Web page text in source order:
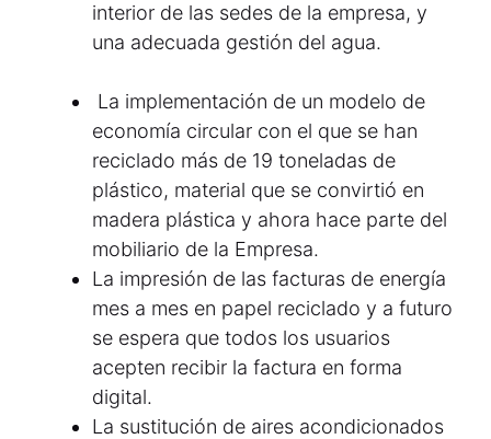
interior de las sedes de la empresa, y
una adecuada gestión del agua.
La implementación de un modelo de
economía circular con el que se han
reciclado más de 19 toneladas de
plástico, material que se convirtió en
madera plástica y ahora hace parte del
mobiliario de la Empresa.
La impresión de las facturas de energía
mes a mes en papel reciclado y a futuro
se espera que todos los usuarios
acepten recibir la factura en forma
digital.
La sustitución de aires acondicionados